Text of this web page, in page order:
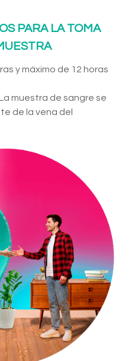
PARA LA TOMA
y máximo de 12 horas
muestra de sangre se
de la vena del